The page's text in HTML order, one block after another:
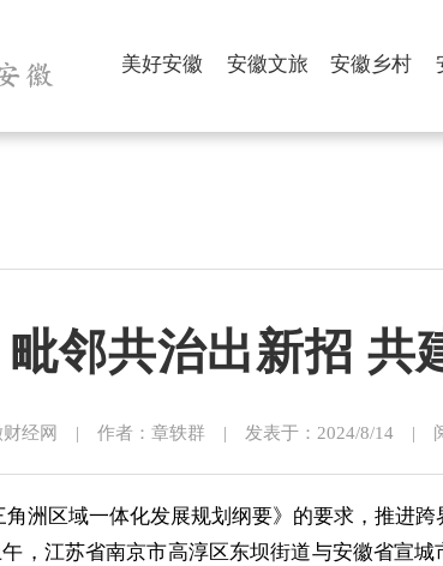
美好安徽 安徽文旅 安徽乡村
邻共治出新招 共
财经网 | 作者：章轶群 | 发表于：2024/8/14 | 阅
洲区域一体化发展规划纲要》的要求，推进跨
，江苏省南京市高淳区东坝街道与安徽省宣城